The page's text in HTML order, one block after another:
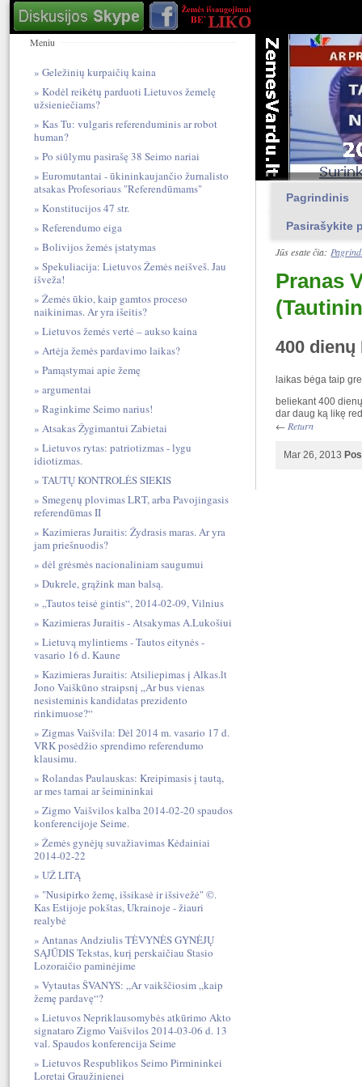
Pagrindinis
Pasirašykite
Jūs esate čia:
Pranas
400
laikas bėga taip
beliekant 400
dar daug ką likę
← Return
Mar 26, 2013
Meniu
Geležinių kurpaičių kaina
Kodėl reikėtų parduoti Lietuvos žemelę
užsieniečiams?
Kas Tu: vulgari​s referendum​inis ar robot
human?
Po siūlymu pasirašę 38 Seimo nariai
Euromutantai - ūkininkaujančio žurnalisto
atsakas Profesoriaus "Referendūmams"
Konstitucijos 47 str.
Referendumo eiga
Bolivijos žemės įstatymas
Spekuliacija: Lietuvos Žemės neišveš. Jau
išveža!
Žemės ūkio, kaip gamtos proceso
naikinimas. Ar yra išeitis?
Lietuvos žemės vertė – aukso kaina
Artėja žemės pardavimo laikas?
Pamąstymai apie žemę
argumentai
Raginkime Seimo narius!
Atsakas Žygimantui Zabietai
Lietuvos rytas: patriotizmas - lygu
idiotizmas.
TAUTŲ KONTROLĖS SIEKIS
Smegenų plovimas LRT, arba Pavojingasis
referendūmas II
Kazimieras Juraitis: Žydrasis maras. Ar yra
jam priešnuodis?
dėl grėsmės nacionaliniam saugumui
Dukrele, grąžink man balsą.
„Tautos teisė gintis“, 2014-02-09, Vilnius
Kazimieras Juraitis - Atsakymas A.Lukošiui
Lietuvą mylintiems - Tautos eitynės -
vasario 16 d. Kaune
Kazimieras Juraitis: Atsiliepimas į Alkas.lt
Jono Vaiškūno straipsnį „Ar bus vienas
nesisteminis kandidatas prezidento
rinkimuose?“
Zigmas Vaišvila: Dėl 2014 m. vasario 17 d.
VRK posėdžio sprendimo referendumo
klausimu.
Rolandas Paulauskas: Kreipimasis į tautą,
ar mes tarnai ar šeimininkai
Zigmo Vaišvilos kalba 2014-02-20 spaudos
konferencijoje Seime.
Žemės gynėjų suvažiavimas Kėdainiai
2014-02-22
UŽ LITĄ
"Nusipirko žemę, išsikasė ir išsivežė" ©.
Kas Estijoje pokštas, Ukrainoje - žiauri
realybė
Antanas Andziulis TĖVYNĖS GYNĖJŲ
SĄJŪDIS Tekstas, kurį perskaičiau Stasio
Lozoraičio paminėjime
Vytautas ŠVANYS: „Ar vaikščiosim „kaip
žemę pardavę“?
Lietuvos Nepriklausomybės atkūrimo Akto
signataro Zigmo Vaišvilos 2014-03-06 d. 13
val. Spaudos konferencija Seime
Lietuvos Respublikos Seimo Pirmininkei
Loretai Graužinienei